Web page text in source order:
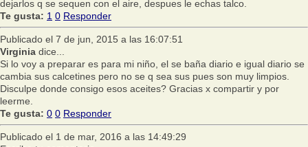
dejarlos q se sequen con el aire, despues le echas talco.
Te gusta: 1 0 Responder
Publicado el 7 de jun, 2015 a las 16:07:51
Virginia dice...
Si lo voy a preparar es para mi niño, el se baña diario e igual diario se
cambia sus calcetines pero no se q sea sus pues son muy limpios.
Disculpe donde consigo esos aceites? Gracias x compartir y por
leerme.
Te gusta: 0 0 Responder
Publicado el 1 de mar, 2016 a las 14:49:29